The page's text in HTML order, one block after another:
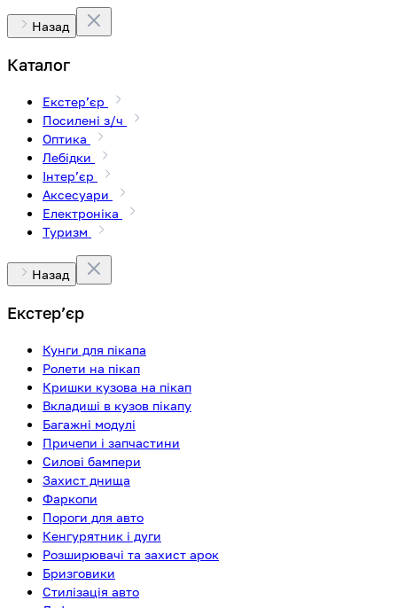
Назад
Каталог
Екстерʼєр
Посилені з/ч
Оптика
Лебідки
Інтерʼєр
Аксесуари
Електроніка
Туризм
Назад
Екстерʼєр
Кунги для пікапа
Ролети на пікап
Кришки кузова на пікап
Вкладиші в кузов пікапу
Багажні модулі
Причепи і запчастини
Силові бампери
Захист днища
Фаркопи
Пороги для авто
Кенгурятник і дуги
Розширювачі та захист арок
Бризговики
Стилізація авто